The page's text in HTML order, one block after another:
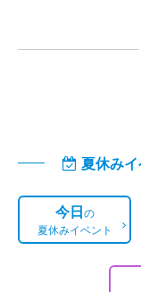
夏休み
今日の
夏休みイベント